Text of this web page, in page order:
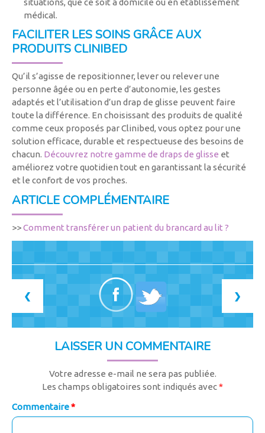
médical.
FACILITER LES SOINS GRÂCE AUX
PRODUITS CLINIBED
Qu’il s’agisse de repositionner, lever ou relever une
personne âgée ou en perte d’autonomie, les gestes
adaptés et l’utilisation d’un drap de glisse peuvent faire
toute la différence. En choisissant des produits de qualité
comme ceux proposés par Clinibed, vous optez pour une
solution efficace, durable et respectueuse des besoins de
chacun. Découvrez notre gamme de draps de glisse et
améliorez votre quotidien tout en garantissant la sécurité
et le confort de vos proches.
ARTICLE COMPLÉMENTAIRE
>>Comment transférer un patient du brancard au lit ?
❮ ❯
LAISSER UN COMMENTAIRE
Votre adresse e-mail ne sera pas publiée.
Les champs obligatoires sont indiqués avec*
Commentaire*